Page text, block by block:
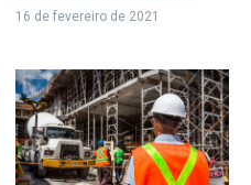
16 de fevereiro de 2021